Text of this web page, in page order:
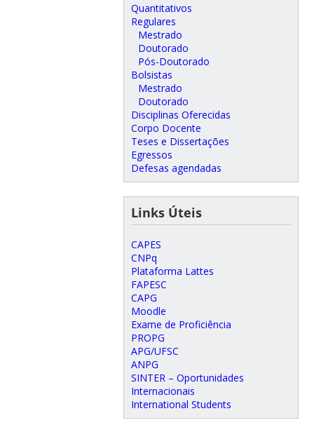
Quantitativos
Regulares
Mestrado
Doutorado
Pós-Doutorado
Bolsistas
Mestrado
Doutorado
Disciplinas Oferecidas
Corpo Docente
Teses e Dissertações
Egressos
Defesas agendadas
Links Úteis
CAPES
CNPq
Plataforma Lattes
FAPESC
CAPG
Moodle
Exame de Proficiência
PROPG
APG/UFSC
ANPG
SINTER – Oportunidades
Internacionais
International Students